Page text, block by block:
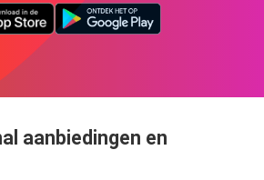
aanbiedingen en